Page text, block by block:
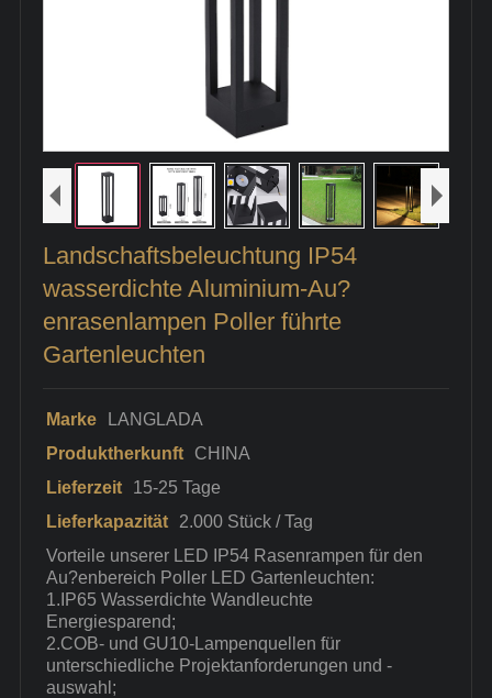
Landschaftsbeleuchtung IP54
wasserdichte Aluminium-Au?
enrasenlampen Poller führte
Gartenleuchten
Marke
LANGLADA
Produktherkunft
CHINA
Lieferzeit
15-25 Tage
Lieferkapazität
2.000 Stück / Tag
Vorteile unserer LED IP54 Rasenrampen für den
Au?enbereich Poller LED Gartenleuchten:
1.IP65 Wasserdichte Wandleuchte
Energiesparend;
2.COB- und GU10-Lampenquellen für
unterschiedliche Projektanforderungen und -
auswahl;